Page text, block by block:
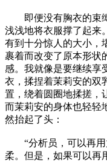
即便没有胸衣的束缚
浅浅地将衣服撑了起来
有到十分惊人的大小，
裹着而改变了原本形状
感。我就像是要继续享
衣，揉捏着茉莉安的双
置，绕着圆圈地揉搓，
而茉莉安的身体也轻轻
然抬起了头：
“分析员，可以再用
柔。但是，如果可以